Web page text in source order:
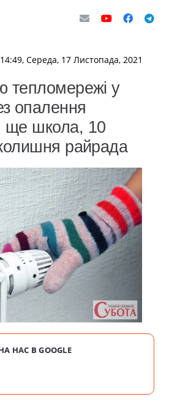
14:49, Середа, 17 Листопада, 2021
тепломережі у
опалення
ще школа, 10
райрада
НАС В GOOGLE